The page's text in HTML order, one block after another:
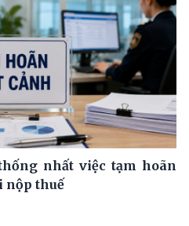
nhất việc tạm hoãn
nộp thuế